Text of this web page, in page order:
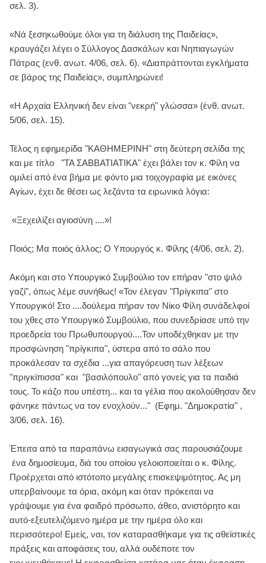
σελ. 3).
«Νά ξεσηκωθούμε όλοι για τη διάλυση της Παιδείας»,
κραυγάζει λέγει ο Σύλλογος Δασκάλων και Νηπιαγωγών
Πάτρας (ενθ. ανωτ. 4/06, σελ. 6). «Διαπράττονται εγκλήματα
σε βάρος της Παιδείας», συμπληρώνει!
«Η Αρχαία Ελληνική δεν είναι "νεκρή" γλώσσα» (ένθ. ανωτ.
5/06, σελ. 15).
Τέλος η εφημερίδα "ΚΑΘΗΜΕΡΙΝΗ" στη δεύτερη σελίδα της
και με τίτλο "ΤΑ ΣΑΒΒΑΤΙΑΤΙΚΑ" έχει βάλει τον κ. Φίλη να
ομιλεί από ένα βήμα με φόντο μια τοιχογραφία με εικόνες
Αγίων, έχει δε θέσει ως λεζάντα τα ειρωνικά λόγια:
«Ξεχειλίζει αγιοσύνη ....»!
Ποιός; Μα ποιός άλλος; Ο Υπουργός κ. Φίλης (4/06, σελ. 2).
Ακόμη και στο Υπουργικό Συμβούλιο τον επήραν "στο ψιλό
γαζί", όπως λέμε συνήθως! «Τον έλεγαν "Πρίγκιπα" στο
Υπουργικό! Στο ....δούλεμα πήραν τον Νίκο Φίλη συνάδελφοί
του χθες στο Υπουργικό Συμβούλιο, που συνεδρίασε υπό την
προεδρεία του Πρωθυπουργού....Τον υποδέχθηκαν με την
προσφώνηση "πρίγκιπα", ύστερα από το σάλο που
προκάλεσαν τα σχέδια ...για απαγόρευση των λέξεων
"πριγκίπισσα" και "βασιλόπουλο" από γονείς για τα παιδιά
τους. Το κάζο που υπέστη... και τα γέλια που ακολούθησαν δεν
φάνηκε πάντως να τον ενοχλούν..." (Εφημ. "Δημοκρατία" ,
3/06, σελ. 16).
Έπειτα από τα παραπάνω εισαγωγικά σας παρουσιάζουμε
ένα δημοσίευμα, διά του οποίου γελοιοποιείται ο κ. Φίλης.
Προέρχεται από ιστότοπο μεγάλης επισκεψιμότητος. Ας μη
υπερβαίνουμε τα όρια, ακόμη και όταν πρόκειται να
γράψουμε για ένα φαιδρό πρόσωπο, άθεο, ανιστόρητο και
αυτό-εξευτελιζόμενο ημέρα με την ημέρα όλο και
περισσότερο! Εμείς, ναι, τον καταρασθήκαμε για τις αθεϊστικές
πράξεις και αποφάσεις του, αλλά ουδέποτε τον